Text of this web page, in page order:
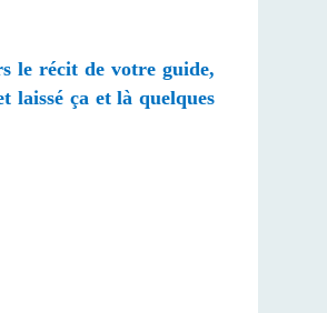
le récit de votre guide,
laissé ça et là quelques